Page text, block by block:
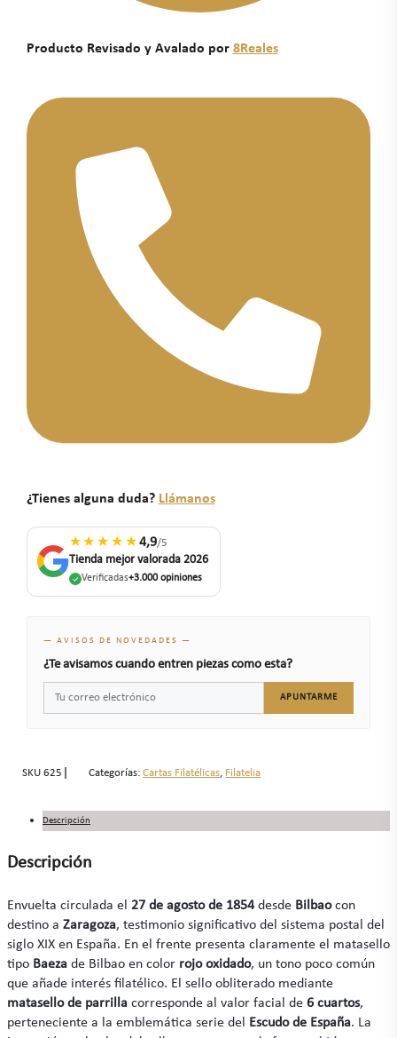
Producto Revisado y Avalado por 8Reales
¿Tienes alguna duda? Llámanos
★★★★★4,9/5
Tienda mejor valorada 2026
Verificadas+3.000 opiniones
— AVISOS DE NOVEDADES —
¿Te avisamos cuando entren piezas como esta?
APUNTARME
SKU625 Categorías: Cartas Filatélicas, Filatelia
Descripción
Descripción
Envuelta circulada el 27 de agosto de 1854desde Bilbaocon
destino a Zaragoza, testimonio significativo del sistema postal del
siglo XIX en España. En el frente presenta claramente el matasello
tipo Baeza de Bilbao en color rojo oxidado, un tono poco común
que añade interés filatélico. El sello obliterado mediante
matasello de parrilla corresponde al valor facial de 6 cuartos,
perteneciente a la emblemática serie del Escudo de España. La